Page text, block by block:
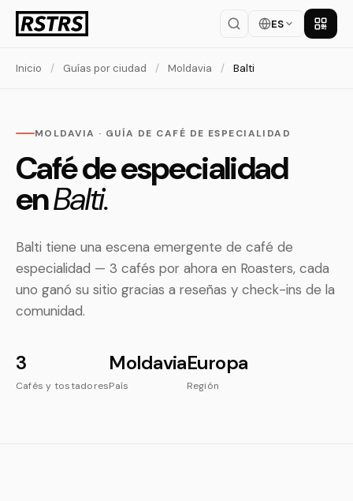
ES
Inicio / Guías por ciudad / Moldavia / Balti
MOLDAVIA · GUÍA DE CAFÉ DE ESPECIALIDAD
Café de especialidad
enBalti.
Balti tiene una escena emergente de café de
especialidad — 3 cafés por ahora en Roasters, cada
uno ganó su sitio gracias a reseñas y check-ins de la
comunidad.
3
Cafés y tostadores
Moldavia
País
Europa
Región